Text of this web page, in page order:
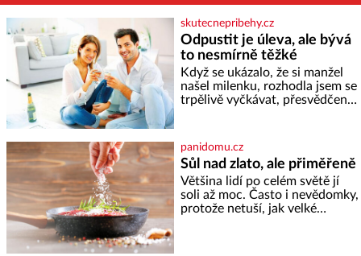
skutecnepribehy.cz
Odpustit je úleva, ale bývá
to nesmírně těžké
Když se ukázalo, že si manžel
našel milenku, rozhodla jsem se
trpělivě vyčkávat, přesvědčena,
nejtěžších věcí na světě. Ale
každý, kdo s tím má nějaké
zkušenosti, se zapřísahá, že
pokud odpustíte, znatelně se
vám uleví. Když se ke mně
doneslo, že si manžel pořídil
panidomu.cz
Sůl nad zlato, ale přiměřeně
Většina lidí po celém světě jí
soli až moc. Často i nevědomky,
protože netuší, jak velké